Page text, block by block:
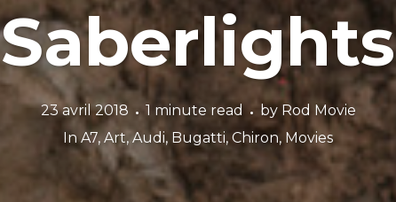
Saberlights
23 avril 2018 1 minute read by Rod Movie
InA7, Art, Audi, Bugatti, Chiron, Movies